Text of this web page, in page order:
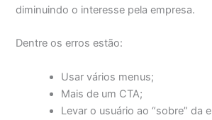
diminuindo o interesse pela empresa.
Dentre os erros estão:
Usar vários menus;
Mais de um CTA;
Levar o usuário ao “sobre” da